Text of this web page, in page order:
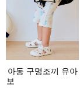
원 래쉬가드 유아
복